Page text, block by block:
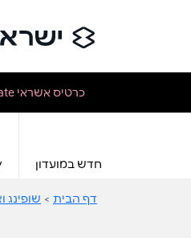
כרטיס אשראי corporate
חדש במועדון
דף הבית > שופינג